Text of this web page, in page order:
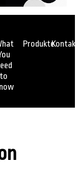
to
ProdukteKontakt